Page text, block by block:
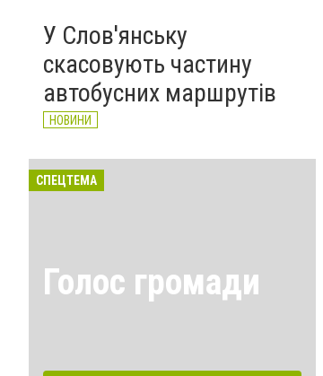
У Слов'янську
скасовують частину
автобусних маршрутів
НОВИНИ
СПЕЦТЕМА
Голос громади